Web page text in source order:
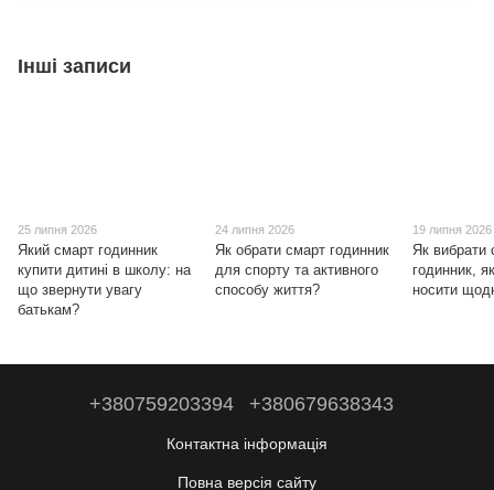
Інші записи
25 липня 2026
Який смарт годинник
купити дитині в школу: на
що звернути увагу
батькам?
24 липня 2026
Як обрати смарт годинник
для спорту та активного
способу життя?
19 липня 2026
Як вибрати
годинник,
носити
+380759203394 +380679638343
Контактна інформація
Повна версія сайту